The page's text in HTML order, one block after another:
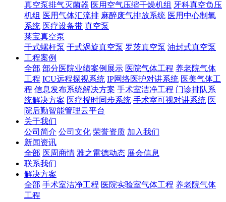
真空泵排气灭菌器 医用空气压缩干燥机组 牙科真空负压
机组 医用气体汇流排 麻醉废气排放系统 医用中心制氧
系统 医疗设备带 真空泵
莱宝真空泵
干式螺杆泵 干式涡旋真空泵 罗茨真空泵 油封式真空泵
工程案例
全部 部分医院业绩案例展示 医院气体工程 养老院气体
工程 ICU远程探视系统 IP网络医护对讲系统 医美气体工
程 信息发布系统解决方案 手术室洁净工程 门诊排队系
统解决方案 医疗授时同步系统 手术室可视对讲系统 医
院后勤智能管理云平台
关于我们
公司简介 公司文化 荣誉资质 加入我们
新闻资讯
全部 医周商情 雅之雷德动态 展会信息
联系我们
解决方案
全部 手术室洁净工程 医院实验室气体工程 养老院气体
工程